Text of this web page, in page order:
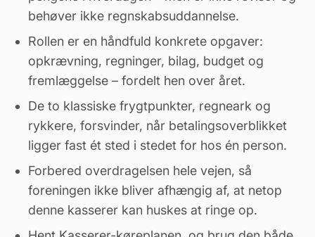
behøver ikke regnskabsuddannelse.
Rollen er en håndfuld konkrete opgaver:
opkrævning, regninger, bilag, budget og
fremlæggelse – fordelt hen over året.
De to klassiske frygtpunkter, regneark og
rykkere, forsvinder, når betalingsoverblikket
ligger fast ét sted i stedet for hos én person.
Forbered overdragelsen hele vejen, så
foreningen ikke bliver afhængig af, at netop
denne kasserer kan huskes at ringe op.